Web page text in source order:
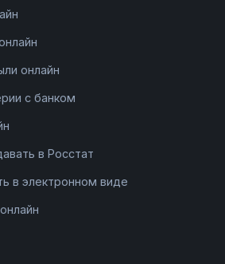
онлайн
с банком
в Росстат
в электронном виде